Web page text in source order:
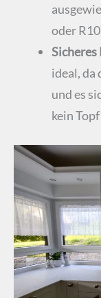
oder
Sicheres
ideal, da
und es
kein